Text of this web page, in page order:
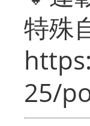
特殊
25/